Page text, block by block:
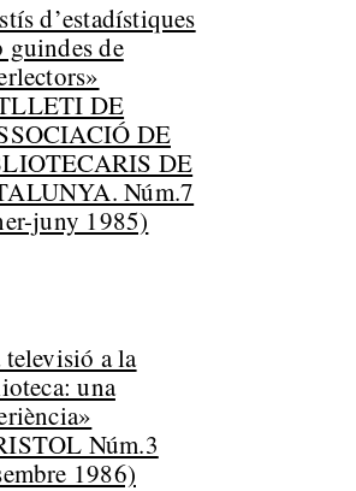
d’estadístiques
guindes de
DE
DE
DE
Núm.7
juny 1985)
televisió a la
una
Núm.3
1986)